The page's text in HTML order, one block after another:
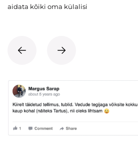
aidata kõiki oma külalisi